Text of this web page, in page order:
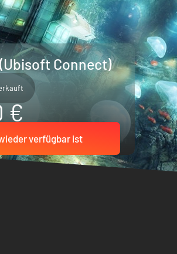
Connect)
€
verfügbar ist